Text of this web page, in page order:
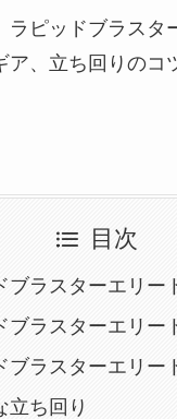
ラピッドブラスタ
ア、立ち回りのコ
目次
ブラスターエリー
ブラスターエリー
ブラスターエリー
立ち回り